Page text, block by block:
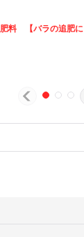
料 【バラの追肥に